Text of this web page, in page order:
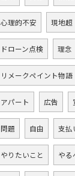
心理的不安 現地超
ドローン点検 理念
リメークペイント物語
アパート 広告
問題 自由 支払
やりたいこと やる